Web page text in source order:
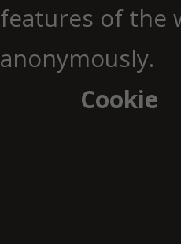
features of the
anonymously.
Cookie